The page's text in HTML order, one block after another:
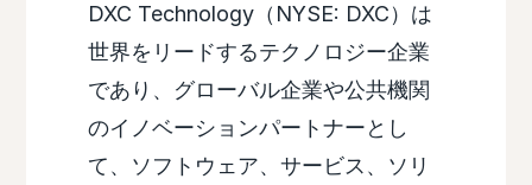
DXC Technology（NYSE: DXC）は
世界をリードするテクノロジー企業
であり、グローバル企業や公共機関
のイノベーションパートナーとし
て、ソフトウェア、サービス、ソリ